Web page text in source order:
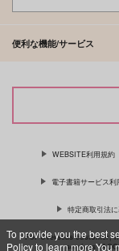
To provide you the best
Policy to learn more.You
便利な機能/サービス
WEBSITE利用規約
電子書籍サービス利
特定商取引法
For Overseas customer,
services